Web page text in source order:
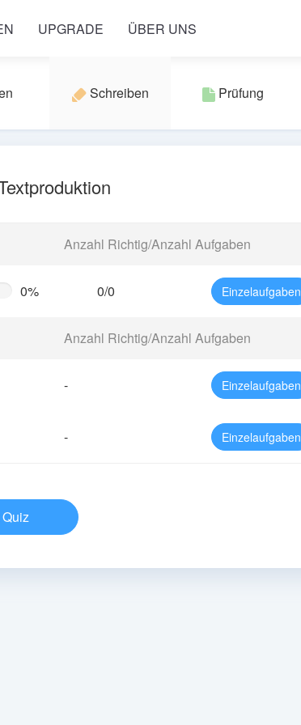
UPGRADE ÜBER UNS
Schreiben Prüfung
Anzahl Richtig/Anzahl Aufgaben
0% 0/0 Einzelaufgaben
Anzahl Richtig/Anzahl Aufgaben
- Einzelaufgaben
- Einzelaufgaben